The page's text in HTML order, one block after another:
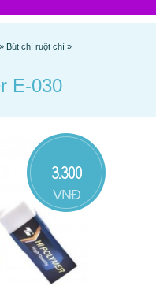
» Bút chì ruột chì »
E-030
3.300
VNĐ